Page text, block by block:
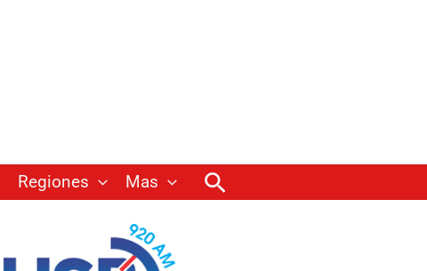
Regiones Mas Buscar